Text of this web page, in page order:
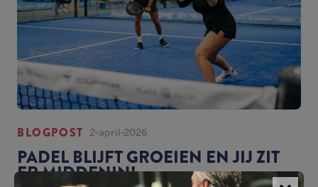
BLOGPOST 2-april-2026
PADEL BLIJFT GROEIEN EN JIJ ZIT
ER MIDDENIN!